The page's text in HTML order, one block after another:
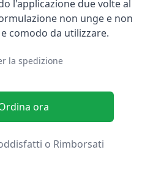
l'applicazione due volte al
non unge e non
comodo da utilizzare.
la spedizione
ora
o Rimborsati